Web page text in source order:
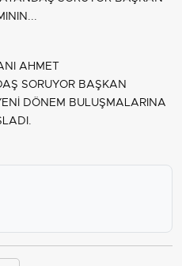
AHMET
SORUYOR BAŞKAN
DÖNEM BULUŞMALARINA